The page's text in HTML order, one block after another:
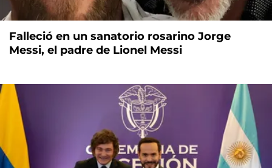
Falleció en un sanatorio rosarino Jorge
Messi, el padre de Lionel Messi